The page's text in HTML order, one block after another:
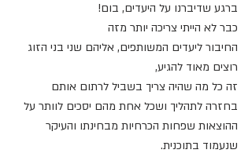
ברגע שדיברנו על היעדים, בום!
כבר לא הייתי צריכה יותר מזה
החיבור ליעדים המשותפים, אליהם שני בני הזוג
רוצים מאוד להגיע,
זה כל מה שהיה צריך בשביל לרתום אותם
בחזרה לתהליך ושכל אחת מהם יסכים לוותר על
ההוצאות שפחות הכרחיות מבחינתו והעיקר
שנעמוד בתוכנית.